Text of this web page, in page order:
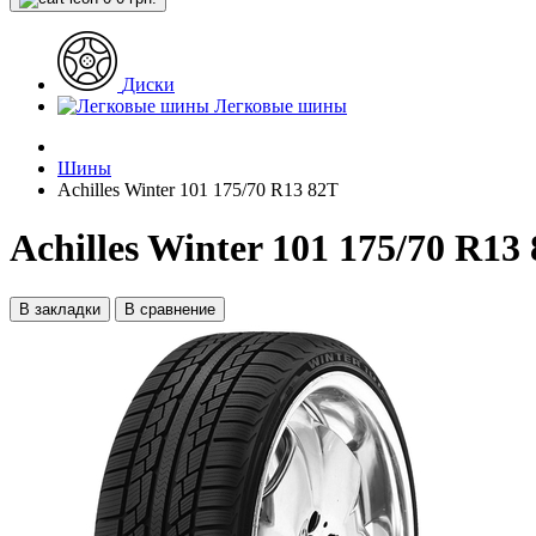
Диски
Легковые шины
Шины
Achilles Winter 101 175/70 R13 82T
Achilles Winter 101 175/70 R13
В закладки В сравнение